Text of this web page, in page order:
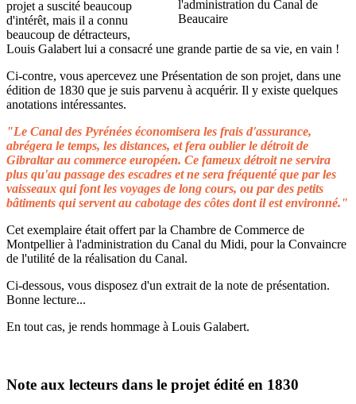
projet a suscité beaucoup
d'intérêt, mais il a connu
beaucoup de détracteurs,
Louis Galabert lui a consacré une grande partie de sa vie, en vain !
Ci-contre, vous apercevez une Présentation de son projet, dans une
édition de 1830 que je suis parvenu à acquérir. Il y existe quelques
anotations intéressantes.
"Le Canal des Pyrénées économisera les frais d'assurance,
abrégera le temps, les distances, et fera oublier le détroit de
Gibraltar au commerce européen. Ce fameux détroit ne servira
plus qu'au passage des escadres et ne sera fréquenté que par les
vaisseaux qui font les voyages de long cours, ou par des petits
bâtiments qui servent au cabotage des côtes dont il est environné."
Cet exemplaire était offert par la Chambre de Commerce de
Montpellier à l'administration du Canal du Midi, pour la Convaincre
de l'utilité de la réalisation du Canal.
Ci-dessous, vous disposez d'un extrait de la note de présentation.
Bonne lecture...
En tout cas, je rends hommage à Louis Galabert.
Note aux lecteurs dans le projet édité en 1830